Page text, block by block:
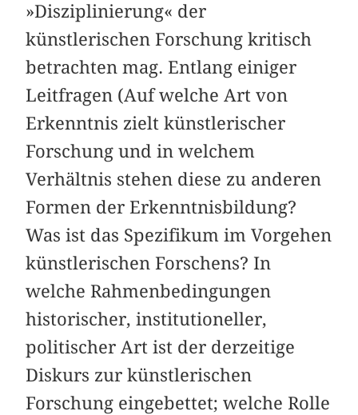
»Disziplinierung« der
künstlerischen Forschung kritisch
betrachten mag. Entlang einiger
Leitfragen (Auf welche Art von
Erkenntnis zielt künstlerischer
Forschung und in welchem
Verhältnis stehen diese zu anderen
Formen der Erkenntnisbildung?
Was ist das Spezifikum im Vorgehen
künstlerischen Forschens? In
welche Rahmenbedingungen
historischer, institutioneller,
politischer Art ist der derzeitige
Diskurs zur künstlerischen
Forschung eingebettet; welche Rolle